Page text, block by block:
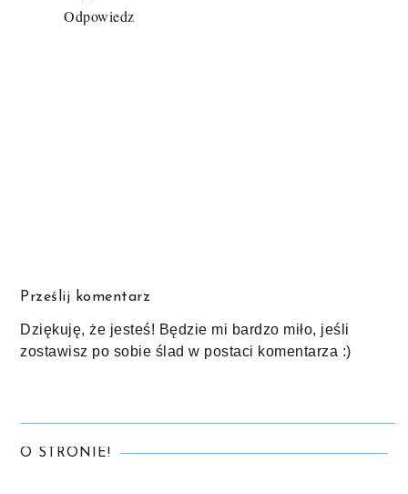
Odpowiedz
Prześlij komentarz
Dziękuję, że jesteś! Będzie mi bardzo miło, jeśli
zostawisz po sobie ślad w postaci komentarza :)
O STRONIE!